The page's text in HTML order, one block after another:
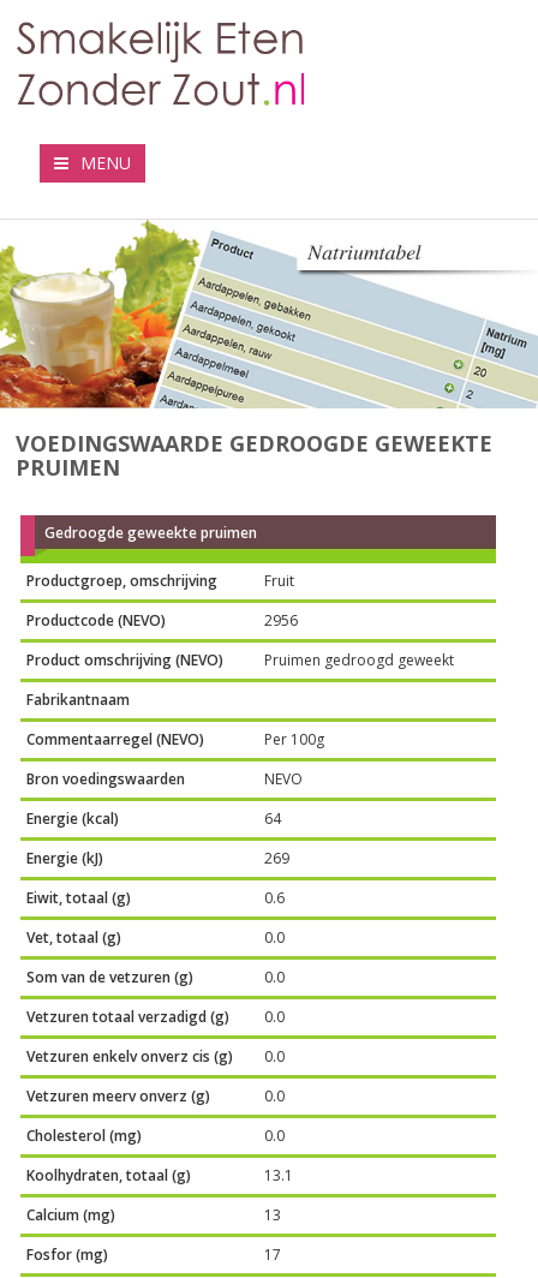
MENU
VOEDINGSWAARDE GEDROOGDE GEWEEKTE
PRUIMEN
Gedroogde geweekte pruimen
Productgroep, omschrijving
Fruit
Productcode (NEVO)
2956
Product omschrijving (NEVO)
Pruimen gedroogd geweekt
Fabrikantnaam
Commentaarregel (NEVO)
Per 100g
Bron voedingswaarden
NEVO
Energie (kcal)
64
Energie (kJ)
269
Eiwit, totaal (g)
0.6
Vet, totaal (g)
0.0
Som van de vetzuren (g)
0.0
Vetzuren totaal verzadigd (g)
0.0
Vetzuren enkelv onverz cis (g)
0.0
Vetzuren meerv onverz (g)
0.0
Cholesterol (mg)
0.0
Koolhydraten, totaal (g)
13.1
Calcium (mg)
13
Fosfor (mg)
17